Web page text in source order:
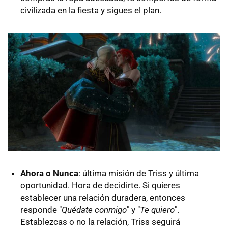
civilizada en la fiesta y sigues el plan.
Ahora o Nunca: última misión de Triss y última
oportunidad. Hora de decidirte. Si quieres
establecer una relación duradera, entonces
responde "Quédate conmigo" y "Te quiero".
Establezcas o no la relación, Triss seguirá